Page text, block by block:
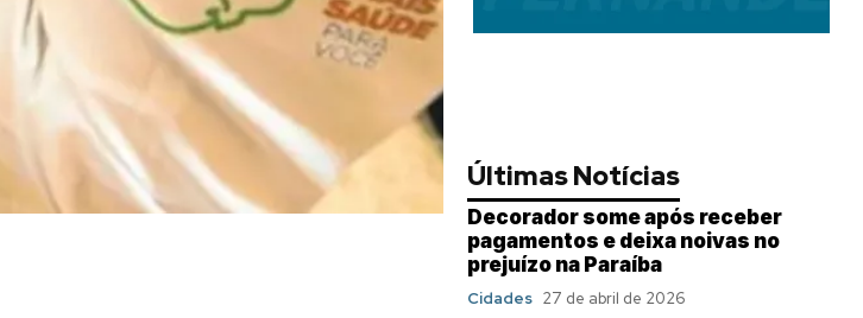
Últimas Notícias
Decorador some após receber
pagamentos e deixa noivas no
prejuízo na Paraíba
Cidades 27 de abril de 2026